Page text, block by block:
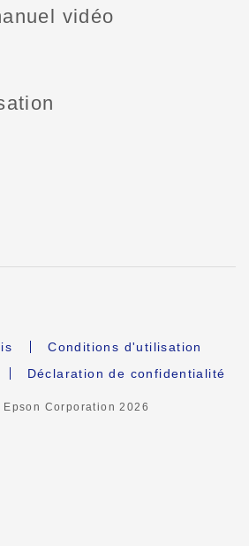
vidéo
Conditions d'utilisation
Déclaration de confidentialité
Epson Corporation2026